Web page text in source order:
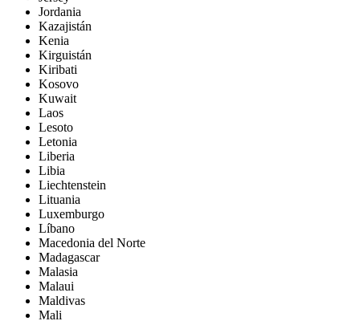
Jordania
Kazajistán
Kenia
Kirguistán
Kiribati
Kosovo
Kuwait
Laos
Lesoto
Letonia
Liberia
Libia
Liechtenstein
Lituania
Luxemburgo
Líbano
Macedonia del Norte
Madagascar
Malasia
Malaui
Maldivas
Mali